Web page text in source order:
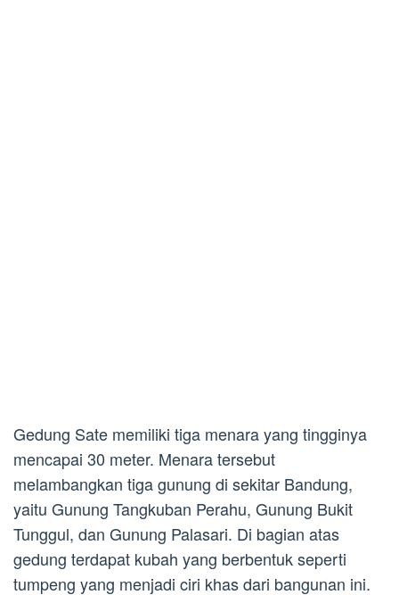
Gedung Sate memiliki tiga menara yang tingginya
mencapai 30 meter. Menara tersebut
melambangkan tiga gunung di sekitar Bandung,
yaitu Gunung Tangkuban Perahu, Gunung Bukit
Tunggul, dan Gunung Palasari. Di bagian atas
gedung terdapat kubah yang berbentuk seperti
tumpeng yang menjadi ciri khas dari bangunan ini.